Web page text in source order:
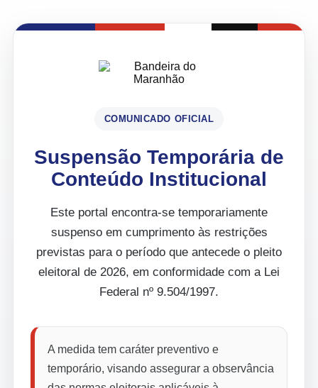
COMUNICADO OFICIAL
Suspensão Temporária de
Conteúdo Institucional
Este portal encontra-se temporariamente
suspenso em cumprimento às restrições
previstas para o período que antecede o pleito
eleitoral de 2026, em conformidade com a Lei
Federal nº 9.504/1997.
A medida tem caráter preventivo e
temporário, visando assegurar a observância